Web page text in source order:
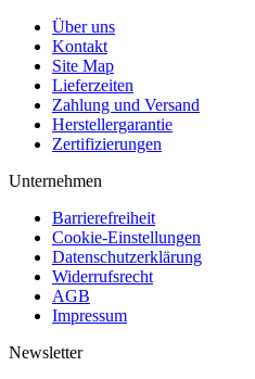
Über uns
Kontakt
Site Map
Lieferzeiten
Zahlung und Versand
Herstellergarantie
Zertifizierungen
Unternehmen
Barrierefreiheit
Cookie-Einstellungen
Datenschutzerklärung
Widerrufsrecht
AGB
Impressum
Newsletter